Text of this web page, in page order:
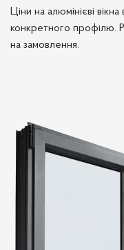
Ціни на алюмінієві
конкретного профілю.
на замовлення.